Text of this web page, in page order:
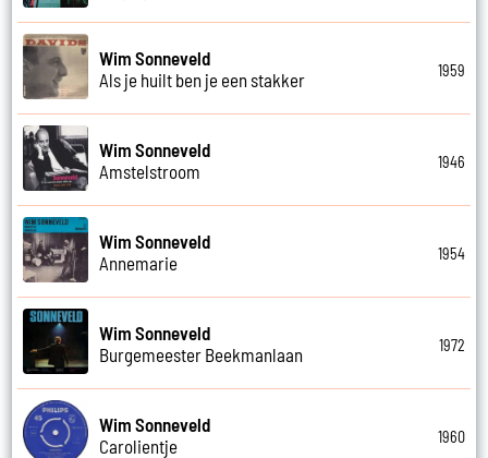
Wim Sonneveld
Als je huilt ben je een stakker
1959
Wim Sonneveld
Amstelstroom
1946
Wim Sonneveld
Annemarie
1954
Wim Sonneveld
Burgemeester Beekmanlaan
1972
Wim Sonneveld
Carolientje
1960